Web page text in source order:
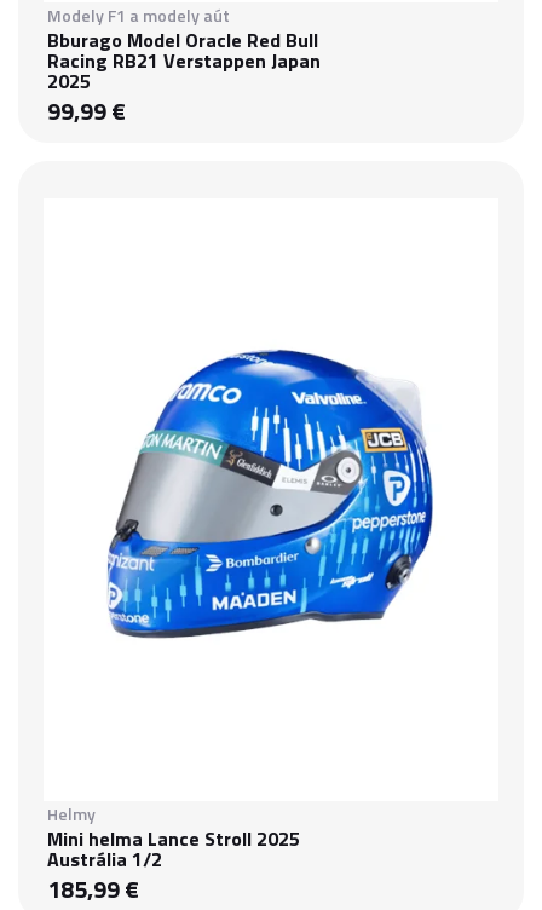
Modely F1 a modely aút
Bburago Model Oracle Red Bull
Racing RB21 Verstappen Japan
2025
99,99 €
Helmy
Mini helma Lance Stroll 2025
Austrália 1/2
185,99 €